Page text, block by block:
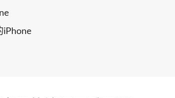
iPhone